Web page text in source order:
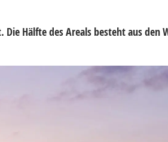
Hälfte des Areals besteht aus den